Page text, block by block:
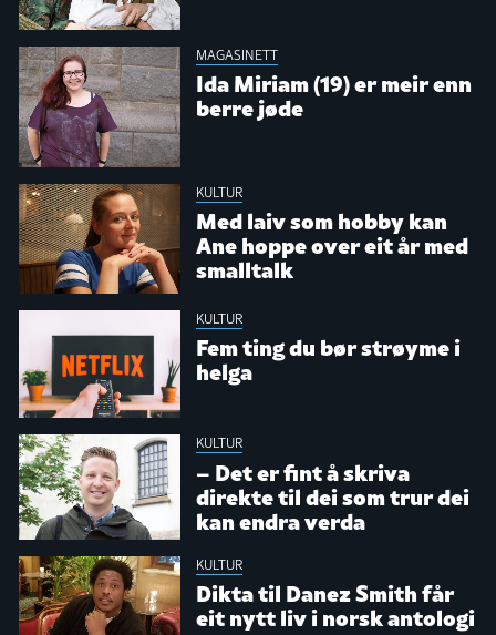
MAGASINETT
Ida Miriam (19) er meir enn
berre jøde
KULTUR
Med laiv som hobby kan
Ane hoppe over eit år med
smalltalk
KULTUR
Fem ting du bør strøyme i
helga
KULTUR
– Det er fint å skriva
direkte til dei som trur dei
kan endra verda
KULTUR
Dikta til Danez Smith får
eit nytt liv i norsk antologi